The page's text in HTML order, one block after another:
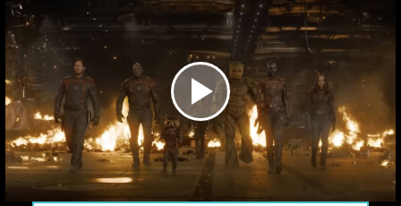
Videojuegos
Reviews
Cultura Pop
Streaming
Síguenos:
Play
Video